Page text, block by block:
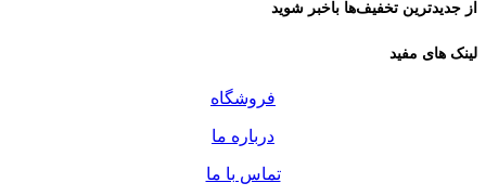
از جدیدترین تخفیف‌ها باخبر شوید
لینک های مفید
فروشگاه
درباره ما
تماس با ما